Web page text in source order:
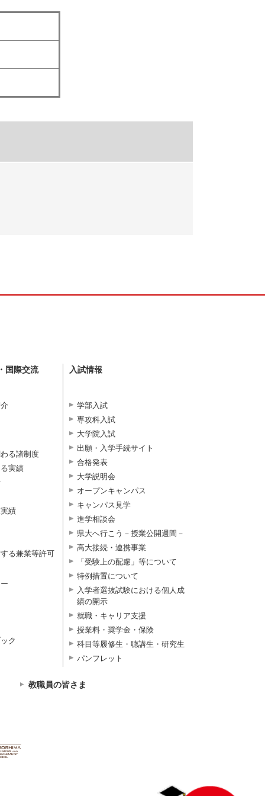
国際交流
る諸制度
実績
績
る兼業等許可
ク
入試情報
学部入試
専攻科入試
大学院入試
出願・入学手続サイト
合格発表
大学説明会
オープンキャンパス
キャンパス見学
進学相談会
県大へ行こう－授業公開週間－
高大接続・連携事業
「受験上の配慮」等について
特例措置について
入学者選抜試験における個人成
績の開示
就職・キャリア支援
授業料・奨学金・保険
科目等履修生・聴講生・研究生
パンフレット
教職員の皆さま